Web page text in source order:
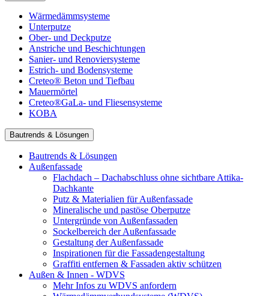
Wärmedämmsysteme
Unterputze
Ober- und Deckputze
Anstriche und Beschichtungen
Sanier- und Renoviersysteme
Estrich- und Bodensysteme
Creteo® Beton und Tiefbau
Mauermörtel
Creteo®GaLa- und Fliesensysteme
KOBA
Bautrends & Lösungen
Bautrends & Lösungen
Außenfassade
Flachdach – Dachabschluss ohne sichtbare Attika-
Dachkante
Putz & Materialien für Außenfassade
Mineralische und pastöse Oberputze
Untergründe von Außenfassaden
Sockelbereich der Außenfassade
Gestaltung der Außenfassade
Inspirationen für die Fassadengestaltung
Graffiti entfernen & Fassaden aktiv schützen
Außen & Innen - WDVS
Mehr Infos zu WDVS anfordern